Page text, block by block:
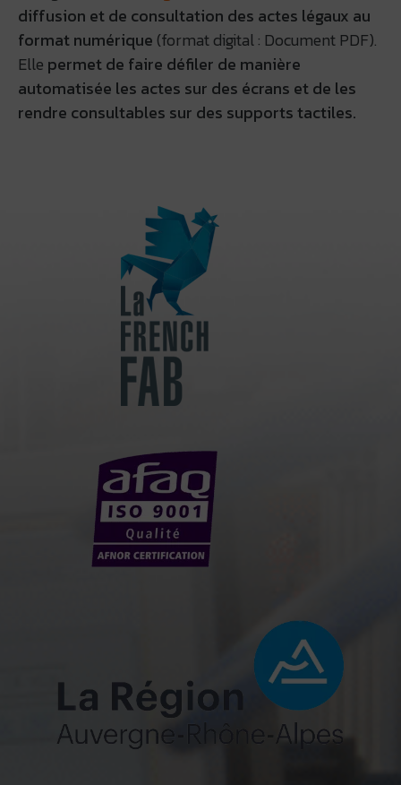
diffusion et de consultation des actes légaux au
format numérique (format digital : Document PDF).
Elle permet de faire défiler de manière
automatisée les actes sur des écrans et de les
rendre consultables sur des supports tactiles.